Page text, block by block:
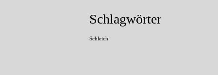
Schlagwörter
Schleich